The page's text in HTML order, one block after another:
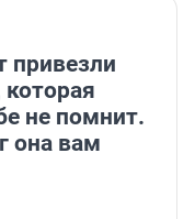
привезли
не помнит.
она вам